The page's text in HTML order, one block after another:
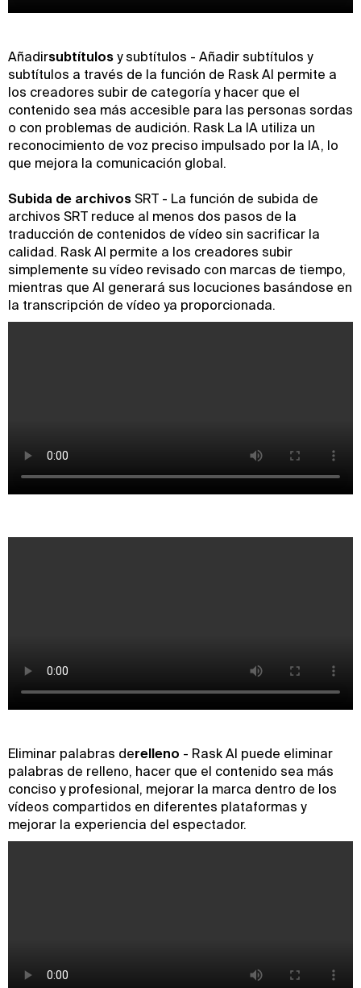
‍Añadirsubtítulos y subtítulos - Añadir subtítulos y
subtítulos a través de la función de Rask AI permite a
los creadores subir de categoría y hacer que el
contenido sea más accesible para las personas sordas
o con problemas de audición. Rask La IA utiliza un
reconocimiento de voz preciso impulsado por la IA, lo
que mejora la comunicación global.
‍Subida de archivos SRT - La función de subida de
archivos SRT reduce al menos dos pasos de la
traducción de contenidos de vídeo sin sacrificar la
calidad. Rask AI permite a los creadores subir
simplemente su vídeo revisado con marcas de tiempo,
mientras que AI generará sus locuciones basándose en
la transcripción de vídeo ya proporcionada.
‍Eliminar palabras derelleno - Rask AI puede eliminar
palabras de relleno, hacer que el contenido sea más
conciso y profesional, mejorar la marca dentro de los
vídeos compartidos en diferentes plataformas y
mejorar la experiencia del espectador.